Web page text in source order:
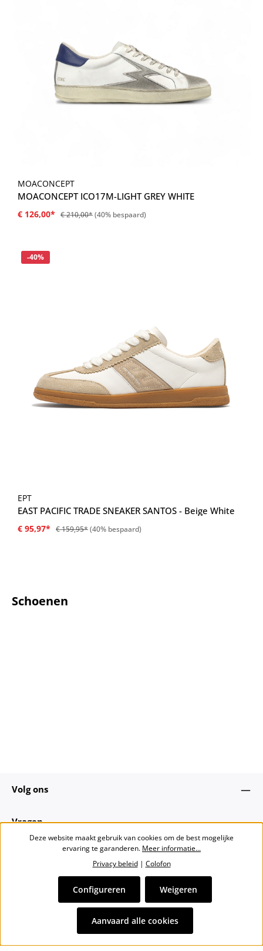
MOACONCEPT
MOACONCEPT ICO17M-LIGHT GREY WHITE
€ 126,00* € 210,00*(40% bespaard)
Korting
-40%
EPT
EAST PACIFIC TRADE SNEAKER SANTOS - Beige White
€ 95,97* € 159,95*(40% bespaard)
Schoenen
Volg ons
Vragen
Alle prijzen incl. btw plusverzendkosten
bezorgkosten, indien niet anders vermeld.
Deze website maakt gebruik van cookies om de best mogelijke
ervaring te garanderen. Meer informatie...
Privacy beleid| Colofon
Weigeren
Configureren
Aanvaard alle cookies